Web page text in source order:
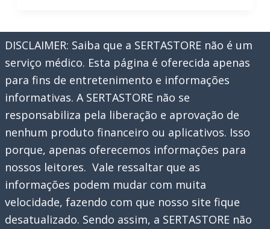
Treino
e
Exercício
para
Celular
em
2023
DISCLAIMER: Saiba que a SERTASTORE não é um
serviço médico. Esta página é oferecida apenas
para fins de entretenimento e informações
informativas. A SERTASTORE não se
responsabiliza pela liberação e aprovação de
nenhum produto financeiro ou aplicativos. Isso
porque, apenas oferecemos informações para
nossos leitores. Vale ressaltar que as
informações podem mudar com muita
velocidade, fazendo com que nosso site fique
desatualizado. Sendo assim, a SERTASTORE não